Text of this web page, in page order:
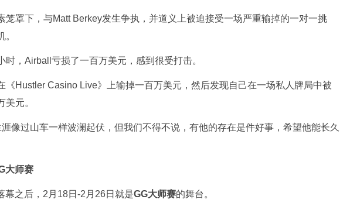
笼罩下，与Matt Berkey发生争执，并道义上被迫接受一场严重输掉的一对一挑
时，Airball亏损了一百万美元，感到很受打击。
《Hustler Casino Live》上输掉一百万美元，然后发现自己在一场私人牌局中被
元。
像过山车一样波澜起伏，但我们不得不说，有他的存在是件好事，希望他能长久
大师赛
幕之后，2月18日-2月26日就是GG大师赛的舞台。